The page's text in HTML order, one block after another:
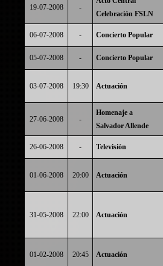
19-07-2008 -
Celebración FSLN
06-07-2008 - Concierto Popular
05-07-2008 - Concierto Popular
03-07-2008 19:30 Actuación
27-06-2008 -
Homenaje a
Salvador Allende
26-06-2008 - Televisión
01-06-2008 20:00 Actuación
31-05-2008 22:00 Actuación
01-02-2008 20:45 Actuación